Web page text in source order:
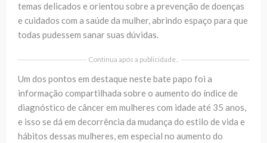
temas delicados e orientou sobre a prevenção de doenças
e cuidados com a saúde da mulher, abrindo espaço para que
todas pudessem sanar suas dúvidas.
Continua após a publicidade..
Um dos pontos em destaque neste bate papo foi a
informação compartilhada sobre o aumento do índice de
diagnóstico de câncer em mulheres com idade até 35 anos,
e isso se dá em decorrência da mudança do estilo de vida e
hábitos dessas mulheres, em especial no aumento do